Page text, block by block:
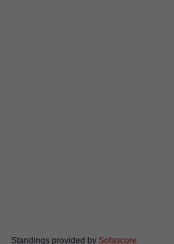
Standings provided by Sofascore